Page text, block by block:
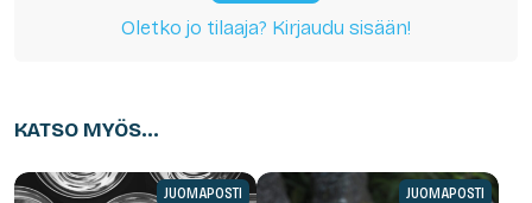
Oletko jo tilaaja? Kirjaudu sisään!
KATSO MYÖS...
JUOMAPOSTI JUOMAPOSTI